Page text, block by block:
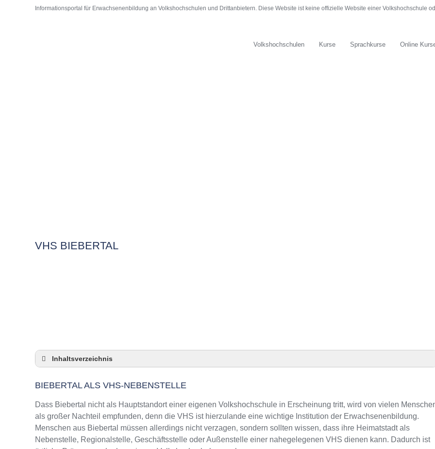
Informationsportal für Erwachsenenbildung an Volkshochschulen und Drittanbietern. Diese Website ist keine offizielle Website einer Volkshochschule
Volkshochschulen Kurse Sprachkurse Online
VHS BIEBERTAL
Inhaltsverzeichnis
Checkliste: So zeigt die VHS in Biebertal Präsenz
3 Tipps für Interessierte aus Biebertal an VHS-Kursen
VHS Biebertal Kurse und Umgebung
VHS Biebertal – Öffnungszeiten und Telefonnummer
Online-Kurse – Alternative Angebote zu einem Kurs an der VHS
BIEBERTAL ALS VHS-NEBENSTELLE
Dass Biebertal nicht als Hauptstandort einer eigenen Volkshochschule in Erscheinung tritt, wird von vielen
als großer Nachteil empfunden, denn die VHS ist hierzulande eine wichtige Institution der Erwachsenenbildung.
Menschen aus Biebertal müssen allerdings nicht verzagen, sondern sollten wissen, dass ihre Heimatstadt als
Nebenstelle, Regionalstelle, Geschäftsstelle oder Außenstelle einer nahegelegenen VHS dienen kann. Dadurch ist